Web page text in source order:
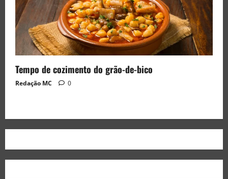
Tempo de cozimento do grão-de-bico
Redação MC 0